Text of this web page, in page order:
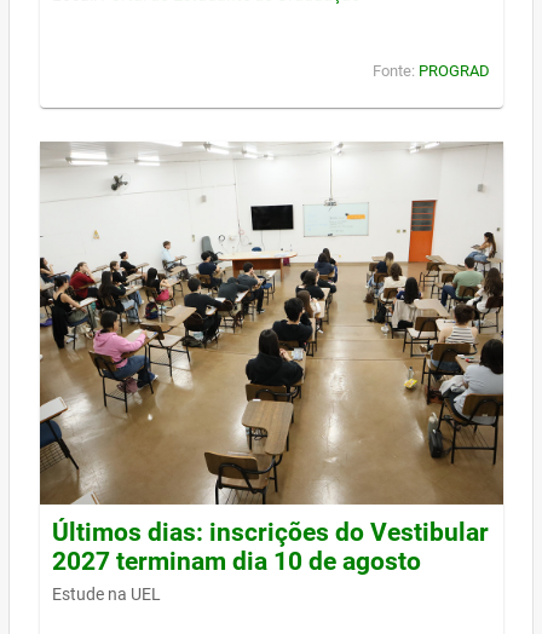
Fonte: PROGRAD
Últimos dias: inscrições do Vestibular
2027 terminam dia 10 de agosto
Estude na UEL